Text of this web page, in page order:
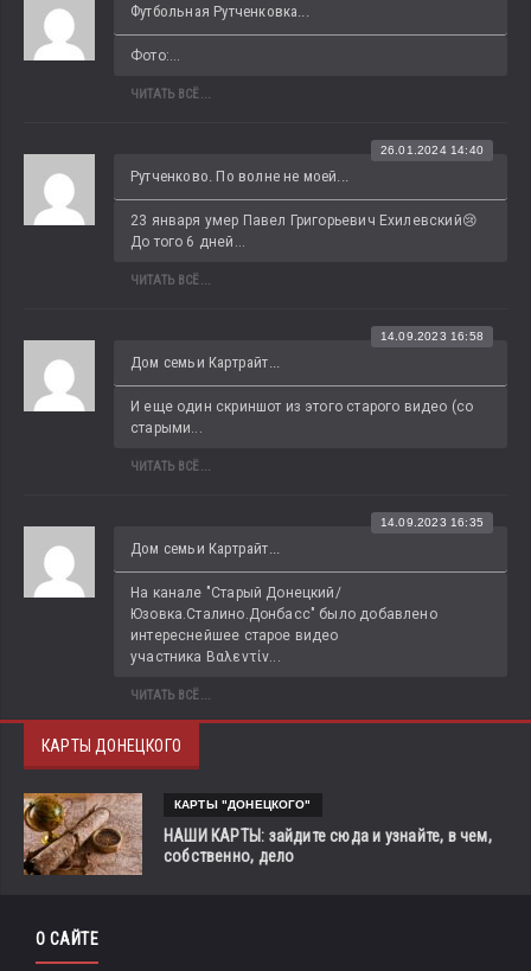
Футбольная Рутченковка...
Фото:...
ЧИТАТЬ ВСЁ...
Рутченково. По волне не моей...
26.01.2024 14:40
23 января умер Павел Григорьевич Ехилевский😢
До того 6 дней...
ЧИТАТЬ ВСЁ...
Дом семьи Картрайт...
14.09.2023 16:58
И еще один скриншот из этого старого видео (со
старыми...
ЧИТАТЬ ВСЁ...
Дом семьи Картрайт...
14.09.2023 16:35
На канале "Старый Донецкий/
Юзовка.Сталино.Донбасс" было добавлено
интереснейшее старое видео
участника Βαλεντίν...
ЧИТАТЬ ВСЁ...
КАРТЫ ДОНЕЦКОГО
КАРТЫ "ДОНЕЦКОГО"
НАШИ КАРТЫ: зайдите сюда и узнайте, в чем,
собственно, дело
О САЙТЕ